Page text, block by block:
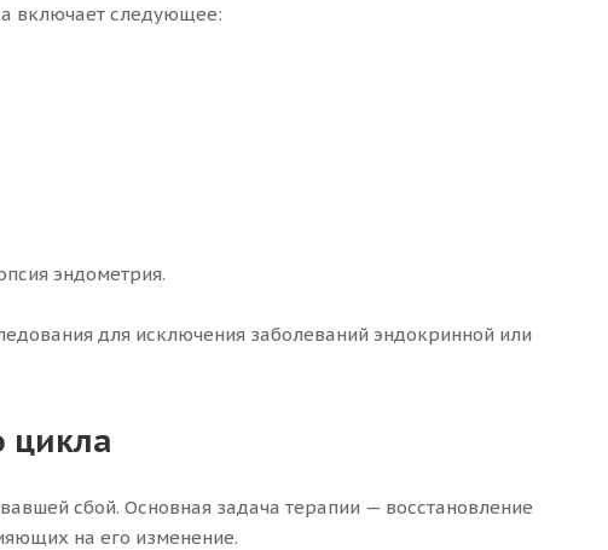
включает следующее:
эндометрия.
для исключения заболеваний эндокринной или
цикла
сбой. Основная задача терапии — восстановление
на его изменение.